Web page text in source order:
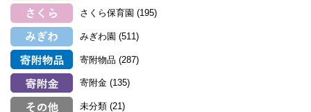
さくら保育園 (195)
みぎわ園 (511)
寄附物品 (287)
寄附金 (135)
未分類 (21)